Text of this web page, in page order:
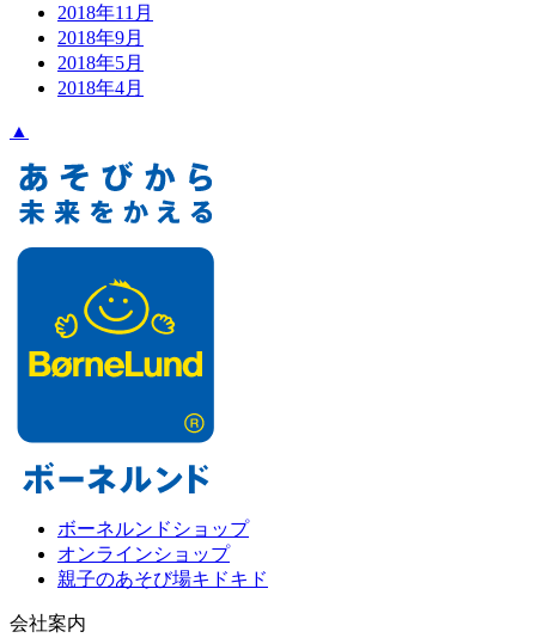
2018年11月
2018年9月
2018年5月
2018年4月
▲
ボーネルンドショップ
オンラインショップ
親子のあそび場キドキド
会社案内